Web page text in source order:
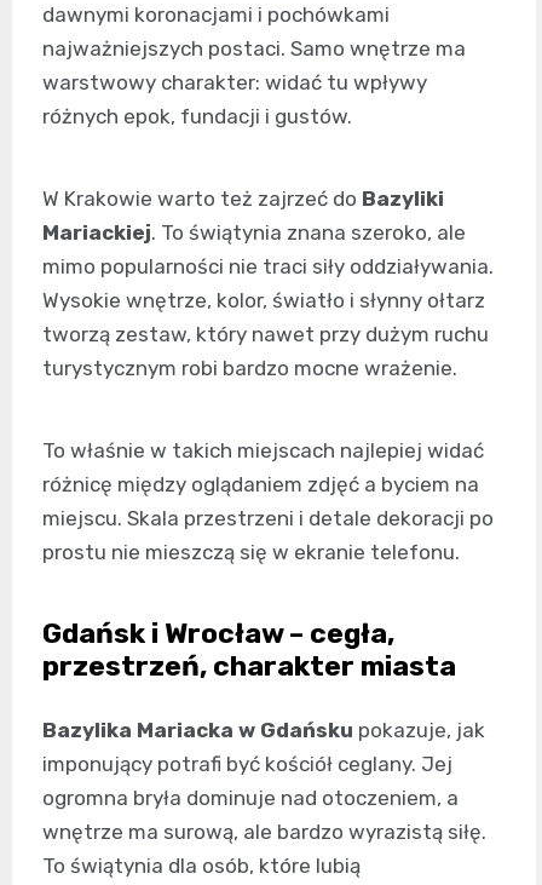
dawnymi koronacjami i pochówkami
najważniejszych postaci. Samo wnętrze ma
warstwowy charakter: widać tu wpływy
różnych epok, fundacji i gustów.
W Krakowie warto też zajrzeć do Bazyliki
Mariackiej. To świątynia znana szeroko, ale
mimo popularności nie traci siły oddziaływania.
Wysokie wnętrze, kolor, światło i słynny ołtarz
tworzą zestaw, który nawet przy dużym ruchu
turystycznym robi bardzo mocne wrażenie.
To właśnie w takich miejscach najlepiej widać
różnicę między oglądaniem zdjęć a byciem na
miejscu. Skala przestrzeni i detale dekoracji po
prostu nie mieszczą się w ekranie telefonu.
Gdańsk i Wrocław – cegła,
przestrzeń, charakter miasta
Bazylika Mariacka w Gdańsku pokazuje, jak
imponujący potrafi być kościół ceglany. Jej
ogromna bryła dominuje nad otoczeniem, a
wnętrze ma surową, ale bardzo wyrazistą siłę.
To świątynia dla osób, które lubią